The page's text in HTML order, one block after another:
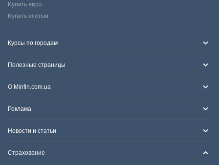
Купить евро
Купить злотый
Курсы по городам
Полезные страницы
О Minfin.com.ua
Реклама
Новости и статьи
Страхование